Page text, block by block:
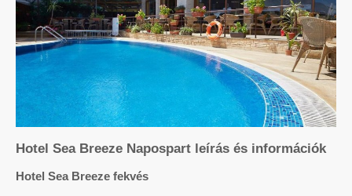
Hotel Sea Breeze Napospart leírás és információk
Hotel Sea Breeze fekvés